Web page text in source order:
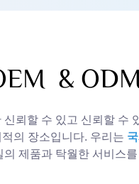
&
뢰할 수 있고 신뢰할 수
의 장소입니다. 우리는
의 제품과 탁월한 서비스